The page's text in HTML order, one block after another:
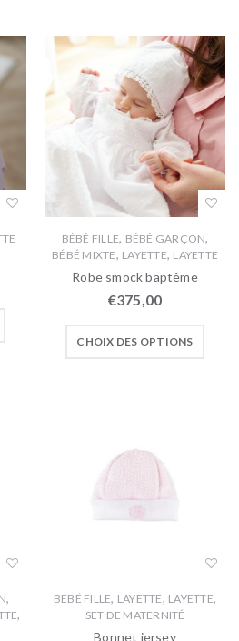
BÉBÉ FILLE, BÉBÉ GARÇON,
BÉBÉ MIXTE, LAYETTE, LAYETTE
Robe smock baptême
€375,00
CHOIX DES OPTIONS
,
,
BÉBÉ FILLE, LAYETTE, LAYETTE,
SET DE MATERNITÉ
Bonnet jersey